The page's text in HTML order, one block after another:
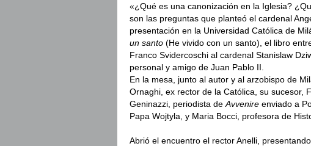
«¿Qué es una canonización en la Iglesia?
son las preguntas que planteó el cardenal
presentación en la Universidad Católica de
un santo (He vivido con un santo), el libro
Franco Svidercoschi al cardenal Stanislaw
personal y amigo de Juan Pablo II.
En la mesa, junto al autor y al arzobispo de
Ornaghi, ex rector de la Católica, su sucesor,
Geninazzi, periodista de Avvenire enviado a
Papa Wojtyla, y Maria Bocci, profesora de
Abrió el encuentro el rector Anelli,